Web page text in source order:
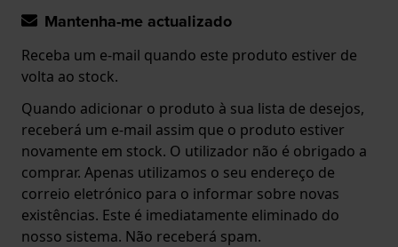
Mantenha-me actualizado
Receba um e-mail quando este produto estiver de
volta ao stock.
Quando adicionar o produto à sua lista de desejos,
receberá um e-mail assim que o produto estiver
novamente em stock. O utilizador não é obrigado a
comprar. Apenas utilizamos o seu endereço de
correio eletrónico para o informar sobre novas
existências. Este é imediatamente eliminado do
nosso sistema. Não receberá spam.